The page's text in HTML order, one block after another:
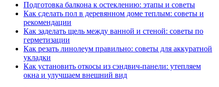
Подготовка балкона к остеклению: этапы и советы
Как сделать пол в деревянном доме теплым: советы и
рекомендации
Как заделать щель между ванной и стеной: советы по
герметизации
Как резать линолеум правильно: советы для аккуратной
укладки
Как установить откосы из сэндвич-панели: утепляем
окна и улучшаем внешний вид